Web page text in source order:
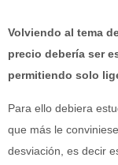
Volviendo al tema
precio debería ser
permitiendo solo
Para ello debiera
que más le
desviación, es decir